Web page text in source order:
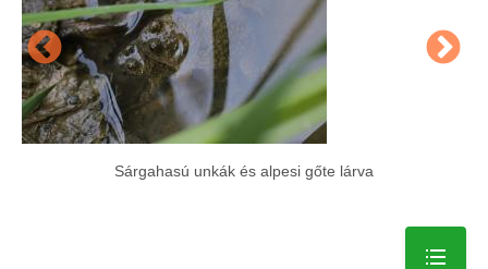
Sárgahasú unkák és alpesi gőte lárva